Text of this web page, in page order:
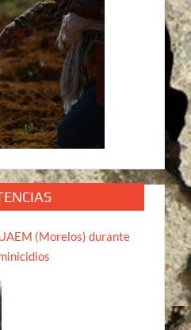
(Morelos) durante